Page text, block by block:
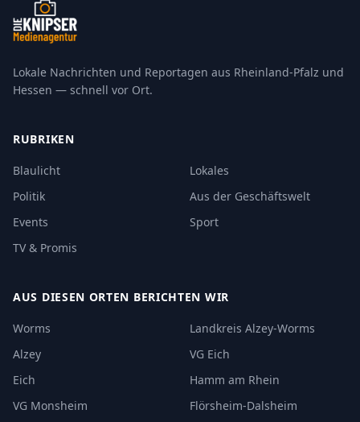
Lokale Nachrichten und Reportagen aus Rheinland-Pfalz und
Hessen — schnell vor Ort.
RUBRIKEN
Blaulicht
Lokales
Politik
Aus der Geschäftswelt
Events
Sport
TV & Promis
AUS DIESEN ORTEN BERICHTEN WIR
Worms
Landkreis Alzey-Worms
Alzey
VG Eich
Eich
Hamm am Rhein
VG Monsheim
Flörsheim-Dalsheim